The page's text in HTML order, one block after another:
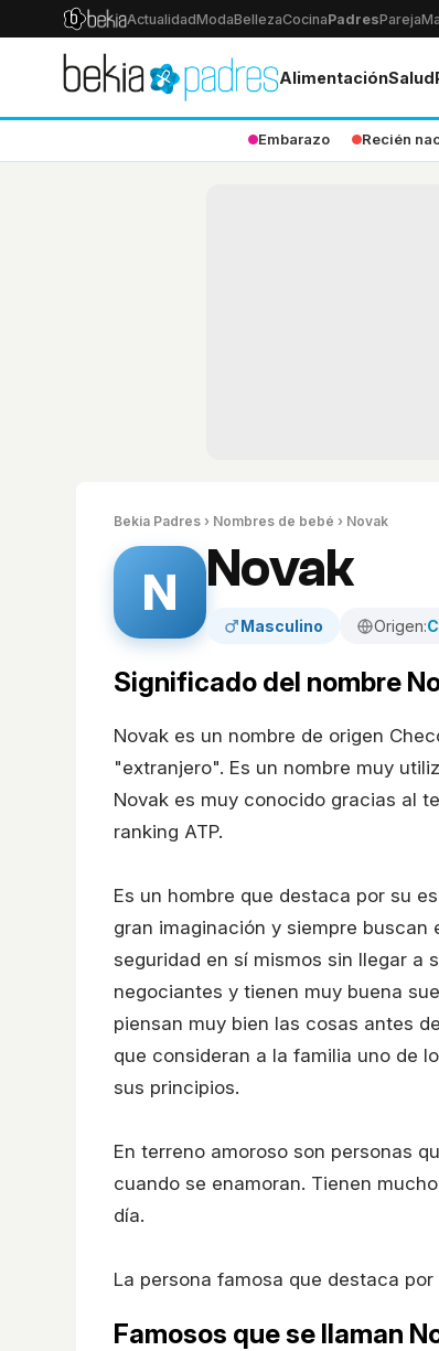
ActualidadModaBellezaCocinaPadresPareja
AlimentaciónSalud
Embarazo Recién
Bekia Padres › Nombres de bebé › Novak
N Novak
Masculino Origen:
Significado del nombre
Novak es un nombre de origen
"extranjero". Es un nombre muy
Novak es muy conocido gracias al
ranking ATP.
Es un hombre que destaca por su
gran imaginación y siempre buscan
seguridad en sí mismos sin llegar a
negociantes y tienen muy buena
piensan muy bien las cosas antes
que consideran a la familia uno de
sus principios.
En terreno amoroso son personas
cuando se enamoran. Tienen
día.
La persona famosa que destaca
Famosos que se llaman